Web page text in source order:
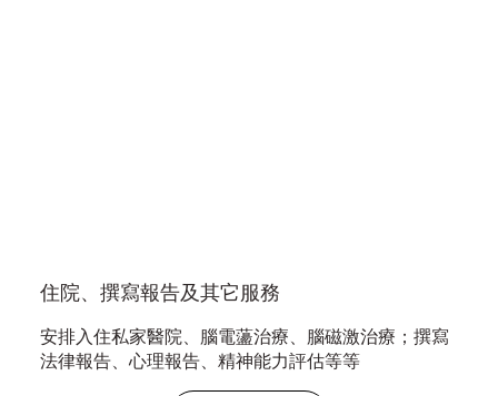
住院、撰寫報告及其它服務
安排入住私家醫院、腦電蘯治療、腦磁激治療；撰寫
法律報告、心理報告、精神能力評估等等